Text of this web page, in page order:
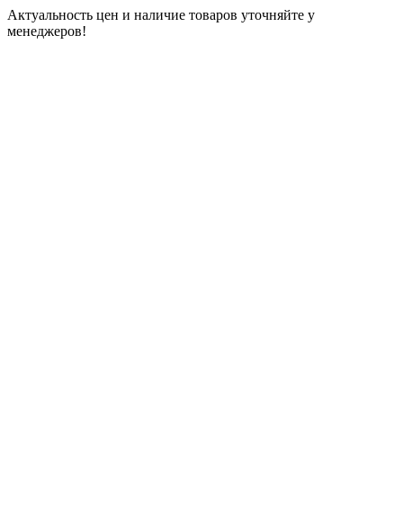
Актуальность цен и наличие товаров уточняйте у
менеджеров!